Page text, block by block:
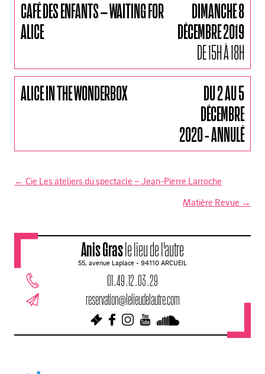
CAFÉ DES ENFANTS – WAITING FOR
ALICE
DIMANCHE 8
DÉCEMBRE 2019
DE 15H À 18H
ALICE IN THE WONDERBOX
DU 2 AU 5
DÉCEMBRE
2020 - ANNULÉ
v
g
o
← Cie Les ateliers du spectacle – Jean-Pierre Larroche
Matière Revue →
Anis Gras le lieu de l'autre
55, avenue Laplace - 94110 ARCUEIL
01 . 49 . 12 . 03 . 29
reservation@lelieudelautre.com